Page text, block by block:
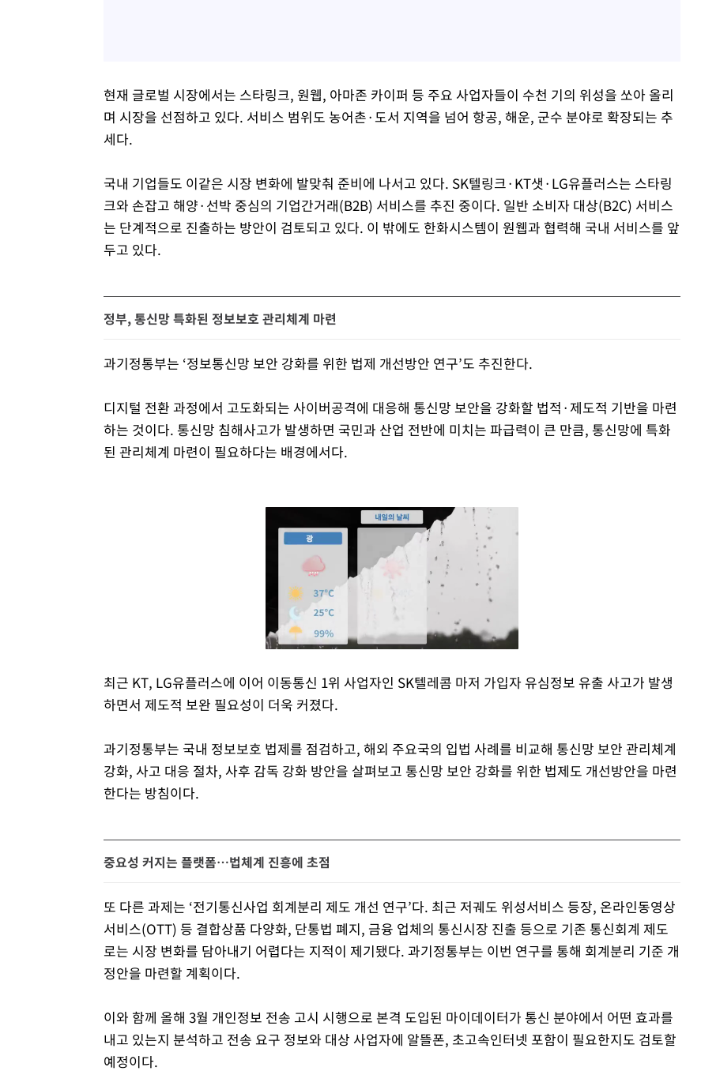
현재 글로벌 시장에서는 스타링크, 원웹, 아마존 카이퍼 등 주요 사업자들이 수천 기의 위성을 쏘아 올리
며 시장을 선점하고 있다. 서비스 범위도 농어촌·도서 지역을 넘어 항공, 해운, 군수 분야로 확장되는 추
세다.
국내 기업들도 이같은 시장 변화에 발맞춰 준비에 나서고 있다. SK텔링크·KT샛·LG유플러스는 스타링
크와 손잡고 해양·선박 중심의 기업간거래(B2B) 서비스를 추진 중이다. 일반 소비자 대상(B2C) 서비스
는 단계적으로 진출하는 방안이 검토되고 있다. 이 밖에도 한화시스템이 원웹과 협력해 국내 서비스를 앞
두고 있다.
정부, 통신망 특화된 정보보호 관리체계 마련
과기정통부는 ‘정보통신망 보안 강화를 위한 법제 개선방안 연구’도 추진한다.
디지털 전환 과정에서 고도화되는 사이버공격에 대응해 통신망 보안을 강화할 법적·제도적 기반을 마련
하는 것이다. 통신망 침해사고가 발생하면 국민과 산업 전반에 미치는 파급력이 큰 만큼, 통신망에 특화
된 관리체계 마련이 필요하다는 배경에서다.
최근 KT, LG유플러스에 이어 이동통신 1위 사업자인 SK텔레콤 마저 가입자 유심정보 유출 사고가 발생
하면서 제도적 보완 필요성이 더욱 커졌다.
과기정통부는 국내 정보보호 법제를 점검하고, 해외 주요국의 입법 사례를 비교해 통신망 보안 관리체계
강화, 사고 대응 절차, 사후 감독 강화 방안을 살펴보고 통신망 보안 강화를 위한 법제도 개선방안을 마련
한다는 방침이다.
중요성 커지는 플랫폼…법체계 진흥에 초점
또 다른 과제는 ‘전기통신사업 회계분리 제도 개선 연구’다. 최근 저궤도 위성서비스 등장, 온라인동영상
서비스(OTT) 등 결합상품 다양화, 단통법 폐지, 금융 업체의 통신시장 진출 등으로 기존 통신회계 제도
로는 시장 변화를 담아내기 어렵다는 지적이 제기됐다. 과기정통부는 이번 연구를 통해 회계분리 기준 개
정안을 마련할 계획이다.
이와 함께 올해 3월 개인정보 전송 고시 시행으로 본격 도입된 마이데이터가 통신 분야에서 어떤 효과를
내고 있는지 분석하고 전송 요구 정보와 대상 사업자에 알뜰폰, 초고속인터넷 포함이 필요한지도 검토할
예정이다.